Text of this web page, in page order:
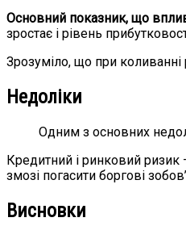
Основний показник, що
зростає і рівень
Зрозуміло, що при коливанні
Недоліки
Одним з основних
Кредитний і ринковий ризик
змозі погасити боргові
Висновки